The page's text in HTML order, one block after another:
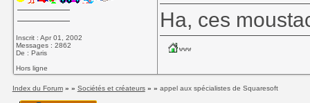
Inscrit : Apr 01, 2002
Messages : 2862
De : Paris
Hors ligne
Ha, ces
Index du Forum» » Sociétés et créateurs» » appel aux spécialistes de Squaresoft